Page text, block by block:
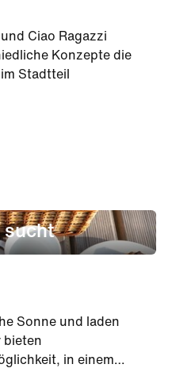
und Ciao Ragazzi
Konzepte die
Stadtteil
sucht
Sonne und laden
bieten
in einem